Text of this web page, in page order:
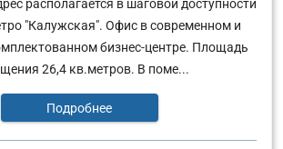
располагается в шаговой доступности
"Калужская". Офис в современном и
бизнес-центре. Площадь
26,4 кв.метров. В поме...
Подробнее